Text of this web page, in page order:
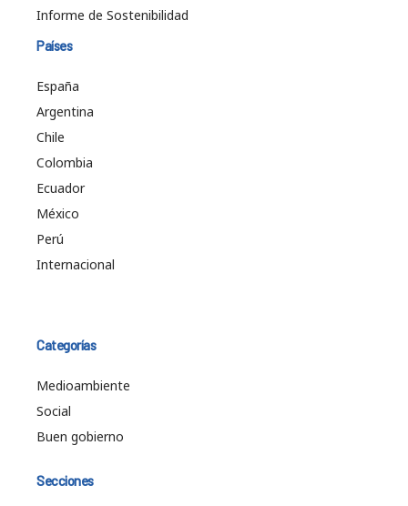
Informe de Sostenibilidad
Países
España
Argentina
Chile
Colombia
Ecuador
México
Perú
Internacional
Categorías
Medioambiente
Social
Buen gobierno
Secciones